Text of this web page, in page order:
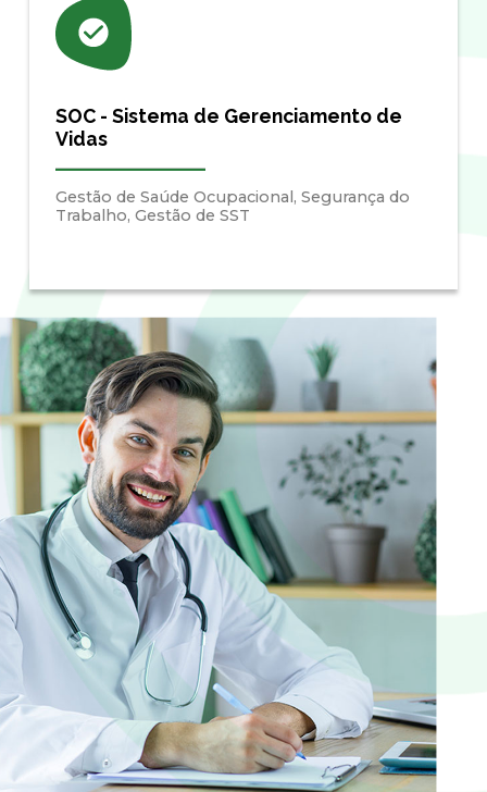
SOC - Sistema de Gerenciamento de
Vidas
Gestão de Saúde Ocupacional, Segurança do
Trabalho, Gestão de SST